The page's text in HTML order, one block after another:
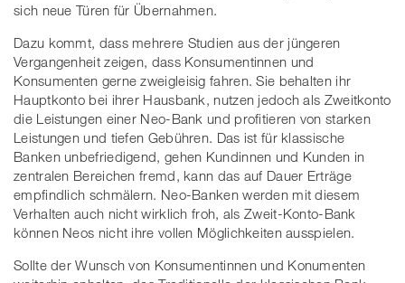
sich neue Türen für Übernahmen.
Dazu kommt, dass mehrere Studien aus der jüngeren
Vergangenheit zeigen, dass Konsumentinnen und
Konsumenten gerne zweigleisig fahren. Sie behalten ihr
Hauptkonto bei ihrer Hausbank, nutzen jedoch als Zweitkonto
die Leistungen einer Neo-Bank und profitieren von starken
Leistungen und tiefen Gebühren. Das ist für klassische
Banken unbefriedigend, gehen Kundinnen und Kunden in
zentralen Bereichen fremd, kann das auf Dauer Erträge
empfindlich schmälern. Neo-Banken werden mit diesem
Verhalten auch nicht wirklich froh, als Zweit-Konto-Bank
können Neos nicht ihre vollen Möglichkeiten ausspielen.
Sollte der Wunsch von Konsumentinnen und Konumenten